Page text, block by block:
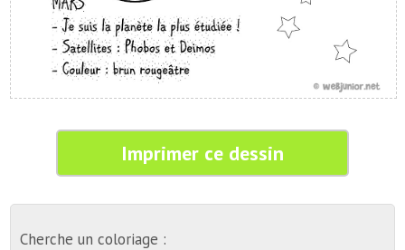
Imprimer ce dessin
Cherche un coloriage :